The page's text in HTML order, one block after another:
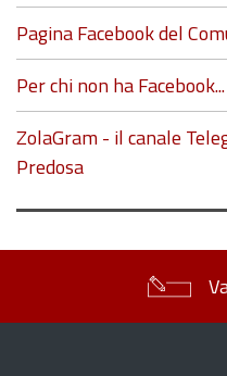
Pagina Facebook del
Per chi non ha Facebook...
ZolaGram - il canale
Predosa